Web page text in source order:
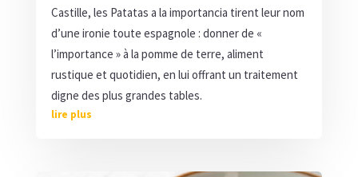
Castille, les Patatas a la importancia tirent leur nom
d’une ironie toute espagnole : donner de «
l’importance » à la pomme de terre, aliment
rustique et quotidien, en lui offrant un traitement
digne des plus grandes tables.
lire plus